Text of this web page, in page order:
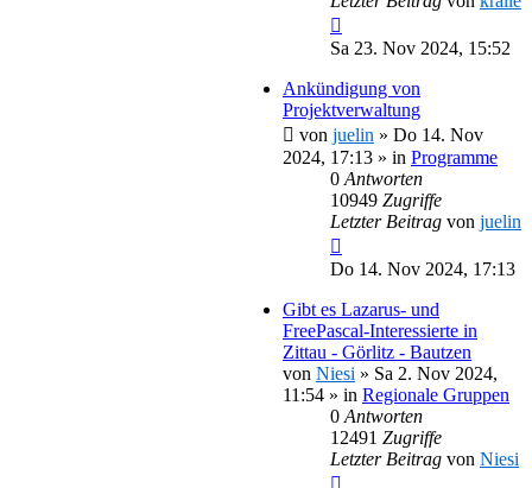
Sa 23. Nov 2024, 15:52
Ankündigung von
Projektverwaltung
von juelin » Do 14. Nov
2024, 17:13 » in Programme
0 Antworten
10949 Zugriffe
Letzter Beitrag von juelin
Do 14. Nov 2024, 17:13
Gibt es Lazarus- und
FreePascal-Interessierte in
Zittau - Görlitz - Bautzen
von Niesi » Sa 2. Nov 2024,
11:54 » in Regionale Gruppen
0 Antworten
12491 Zugriffe
Letzter Beitrag von Niesi